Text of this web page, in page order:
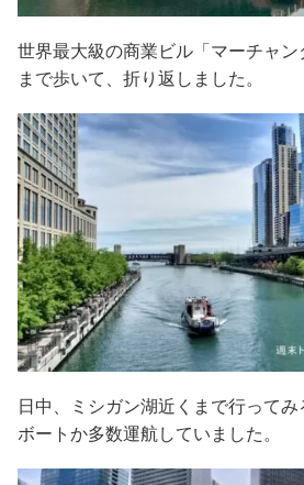
世界最大級の商業ビル「マーチャン
まで歩いて、折り返しました。
日中、ミシガン湖近くまで行って
ボートか多数運航していました。